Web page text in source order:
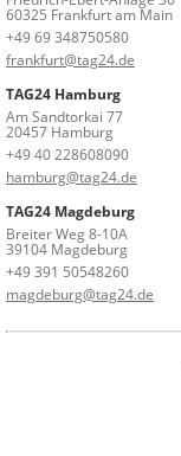
60325 Frankfurt am Main
+49 69 348750580
frankfurt@tag24.de
TAG24 Hamburg
Am Sandtorkai 77
20457 Hamburg
+49 40 228608090
hamburg@tag24.de
TAG24 Magdeburg
Breiter Weg 8-10A
39104 Magdeburg
+49 391 50548260
magdeburg@tag24.de